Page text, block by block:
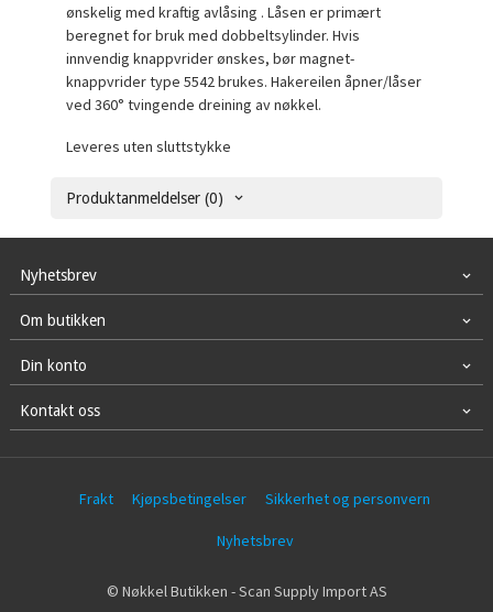
ønskelig med kraftig avlåsing . Låsen er primært
beregnet for bruk med dobbeltsylinder. Hvis
innvendig knappvrider ønskes, bør magnet-
knappvrider type 5542 brukes. Hakereilen åpner/låser
ved 360° tvingende dreining av nøkkel.
Leveres uten sluttstykke
Produktanmeldelser (0)
Nyhetsbrev
Om butikken
Din konto
Kontakt oss
Frakt Kjøpsbetingelser Sikkerhet og personvern
Nyhetsbrev
© Nøkkel Butikken - Scan Supply Import AS